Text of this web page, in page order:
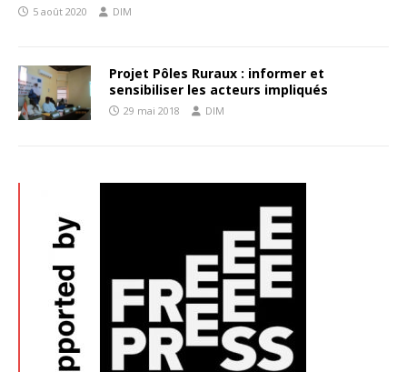
5 août 2020 DIM
Projet Pôles Ruraux : informer et
sensibiliser les acteurs impliqués
29 mai 2018 DIM